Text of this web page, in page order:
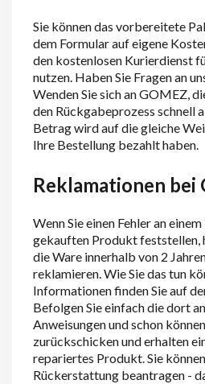
Sie können das vorbereitete
dem Formular auf eigene
den kostenlosen Kurierdienst
nutzen. Haben Sie Fragen an
Wenden Sie sich an GOMEZ,
den Rückgabeprozess schnell
Betrag wird auf die gleiche
Ihre Bestellung bezahlt haben.
Reklamationen bei
Wenn Sie einen Fehler an
gekauften Produkt feststellen,
die Ware innerhalb von 2
reklamieren. Wie Sie das tun
Informationen finden Sie auf
Befolgen Sie einfach die dort
Anweisungen und schon
zurückschicken und erhalten
repariertes Produkt. Sie
Rückerstattung beantragen -